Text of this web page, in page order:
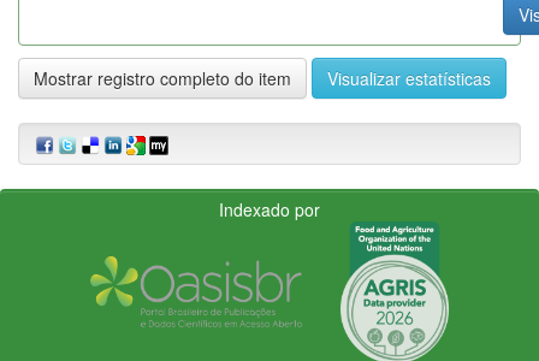
Mostrar registro completo do item Visualizar estatísticas
Indexado por